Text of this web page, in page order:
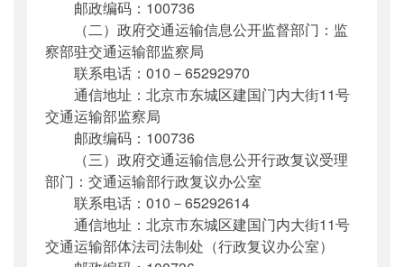
邮政编码：100736
（二）政府交通运输信息公开监督部门：监
察部驻交通运输部监察局
联系电话：010－65292970
通信地址：北京市东城区建国门内大街11号
交通运输部监察局
邮政编码：100736
（三）政府交通运输信息公开行政复议受理
部门：交通运输部行政复议办公室
联系电话：010－65292614
通信地址：北京市东城区建国门内大街11号
交通运输部体法司法制处（行政复议办公室）